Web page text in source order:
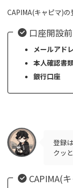
CAPIMA(キャピマ)の
口座開設
メールアド
本人確認書
銀行口座
登録
クッ
CAPIMA(